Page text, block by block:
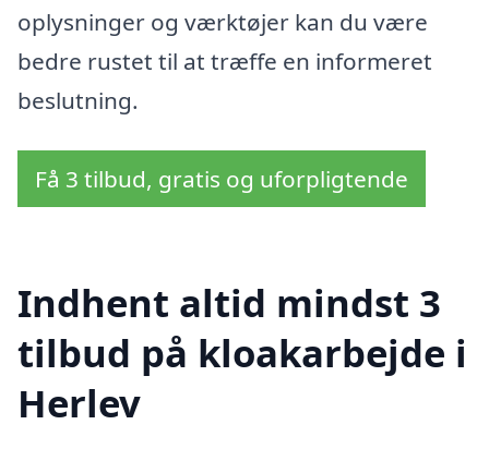
oplysninger og værktøjer kan du være
bedre rustet til at træffe en informeret
beslutning.
Få 3 tilbud, gratis og uforpligtende
Indhent altid mindst 3
tilbud på kloakarbejde i
Herlev